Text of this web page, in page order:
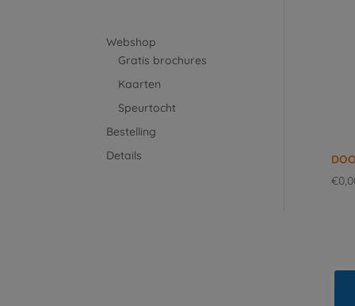
Webshop
Gratis brochures
Kaarten
Speurtocht
Bestelling
Details
€